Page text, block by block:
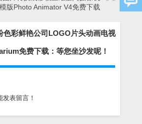
版Photo Animator V4免费下载
色彩鲜艳公司LOGO片头动画电视
免费下载：等您坐沙发呢！
发表留言！